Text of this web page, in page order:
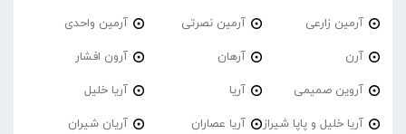
آرمین زارعی آرمین نصرتی آرمین واحدی
آرن آرهان آرون افشار
آروین صمیمی آریا آریا خلیل
آریا خلیل و پاپا شیراز آریا عصاران آریان شیران